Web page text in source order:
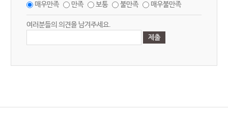
매우만족
만족 보통 불만족 매우불만족
여러분들의 의견을 남겨주세요.